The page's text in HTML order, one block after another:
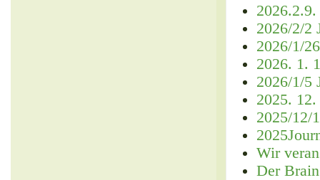
2026/2/2
2026/1/
2026. 1.
2026/1/5
2025.
2025/12/
Wir
Der